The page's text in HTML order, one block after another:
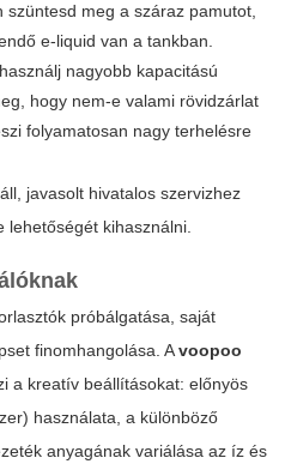
meg a száraz pamutot,
e-liquid van a tankban.
nagyobb kapacitású
hogy nem-e valami rövidzárlat
folyamatosan nagy terhelésre
javasolt hivatalos szervizhez
lehetőségét kihasználni.
próbálgatása, saját
finomhangolása. Avoopoo
a kreatív beállításokat: előnyös
használata, a különböző
anyagának variálása az íz és